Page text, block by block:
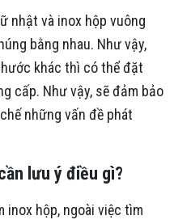
nhật và inox hộp vuông
bằng nhau. Như vậy,
khác thì có thể đặt
cấp. Như vậy, sẽ đảm bảo
những vấn đề phát
lưu ý điều gì?
inox hộp, ngoài việc tìm